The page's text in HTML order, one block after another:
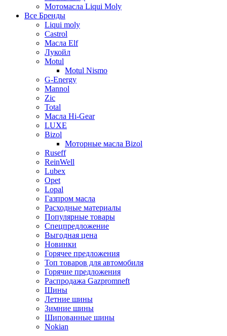
Мотомасла Liqui Moly
Все Бренды
Liqui moly
Castrol
Масла Elf
Лукойл
Motul
Motul Nismo
G-Energy
Mannol
Zic
Total
Масла Hi-Gear
LUXE
Bizol
Моторные масла Bizol
Ruseff
ReinWell
Lubex
Opet
Lopal
Газпром масла
Расходные материалы
Популярные товары
Спецпредложение
Выгодная цена
Новинки
Горячее предложения
Топ товаров для автомобиля
Горячие предложения
Распродажа Gazpromneft
Шины
Летние шины
Зимние шины
Шипованные шины
Nokian